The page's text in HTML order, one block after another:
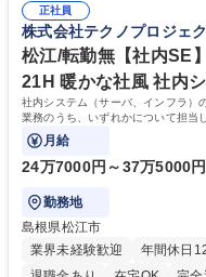
開発や、自社ビジネス開拓に
を捉えられる環境です。 募集職種 ★WEB面接可【プロジェクトリーダ
ー】自社内開発/ヘルスケア領
たな自分に気付けるよう、部
意しています。 ■キャリア支
リア計画を研修や個別相談で支援します。 学歴・資
高専 短大 専修学校 高校 語学
正社員
株式会社テクノプロジェ
松江/転勤無【社内SE
21H 暖かな社風 社内
社内システム（サーバ、インフラ）
業務のうち、いずれかについて担当
社内ネットワーク更新プロジェクト
月給
24万7000円～37万5000円
勤務地
島根県松江市
業界未経験歓迎
年間休日